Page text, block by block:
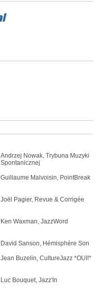
Andrzej Nowak, Trybuna Muzyki
Spontanicznej
Guillaume Malvoisin, PointBreak
Joël Pagier, Revue & Corrigée
Ken Waxman, JazzWord
David Sanson, Hémisphère Son
Jean Buzelin, CultureJazz *OUI!*
Luc Bouquet, Jazz'In